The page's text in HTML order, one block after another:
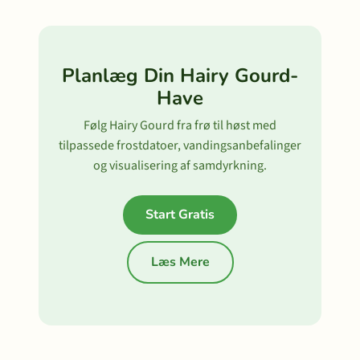
Planlæg Din Hairy Gourd-
Have
Følg Hairy Gourd fra frø til høst med
tilpassede frostdatoer, vandingsanbefalinger
og visualisering af samdyrkning.
Start Gratis
Læs Mere